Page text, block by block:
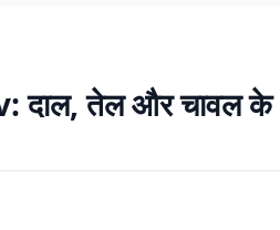
तेल और चावल के